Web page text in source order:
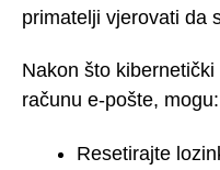
primatelji vjerovati da
Nakon što
računu e-pošte, mogu:
Resetirajte